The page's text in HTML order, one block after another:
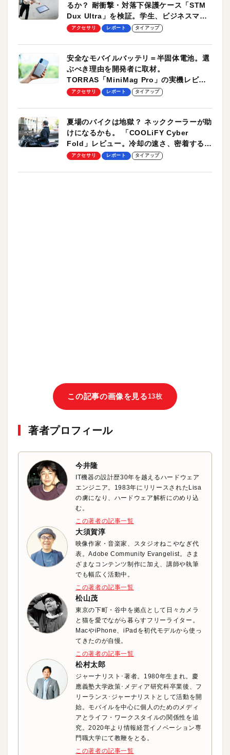
るか？ 耐衝撃・対落下保護ケース「STM
Dux Ultra」を検証。学生、ビジネスマン
のモバイルユースに最適！
アクセサリ レポート タイアップ
安全なモバイルバッテリ＝半固体電池。選
ぶべき理由を開発者に取材。
TORRAS「MiniMag Pro」の実機レビュ
ーも
アクセサリ レポート タイアップ
夏場のバイクは地獄？ ネッククーラーが助
けになるかも。 「COOLiFY Cyber
Fold」レビュー。冷却の速さ、密着する冷
却プレート、シンプルな操作性がグッド！
アクセサリ レポート タイアップ
この記事の画像を見る 13枚
著者プロフィール
今井隆
IT機器の設計歴30年を越えるハードウェア
エンジニア。1983年にリリースされたLisa
の虜になり、ハードウェア解析にのめり込
む。
この著者の記事一覧
大須賀淳
映像作家・音楽家、スタジオねこやなぎ代
表。Adobe Community Evangelist。さま
ざまなコンテンツ制作に加え、講師や執筆
でも幅広く活動中。
この著者の記事一覧
松山茂
東京の下町・谷中を拠点として日々カメラ
と猫を愛でながら暮らすフリーライター。
MacやiPhone、iPadを初代モデルから使っ
てきたのが自慢。
この著者の記事一覧
松村太郎
ジャーナリスト･著者。1980年生まれ。慶
應義塾大学政策･メディア研究科卒業後、フ
リーランス･ジャーナリストとして活動を開
始。モバイルを中心に個人のためのメディ
アとライフ・ワークスタイルの関係性を追
究。2020年より情報経営イノベーション専
門職大学にて教鞭をとる。
この著者の記事一覧